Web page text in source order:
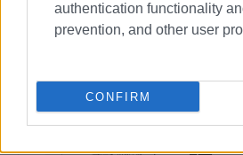
authentication functionality
prevention, and other user
CONFIRM